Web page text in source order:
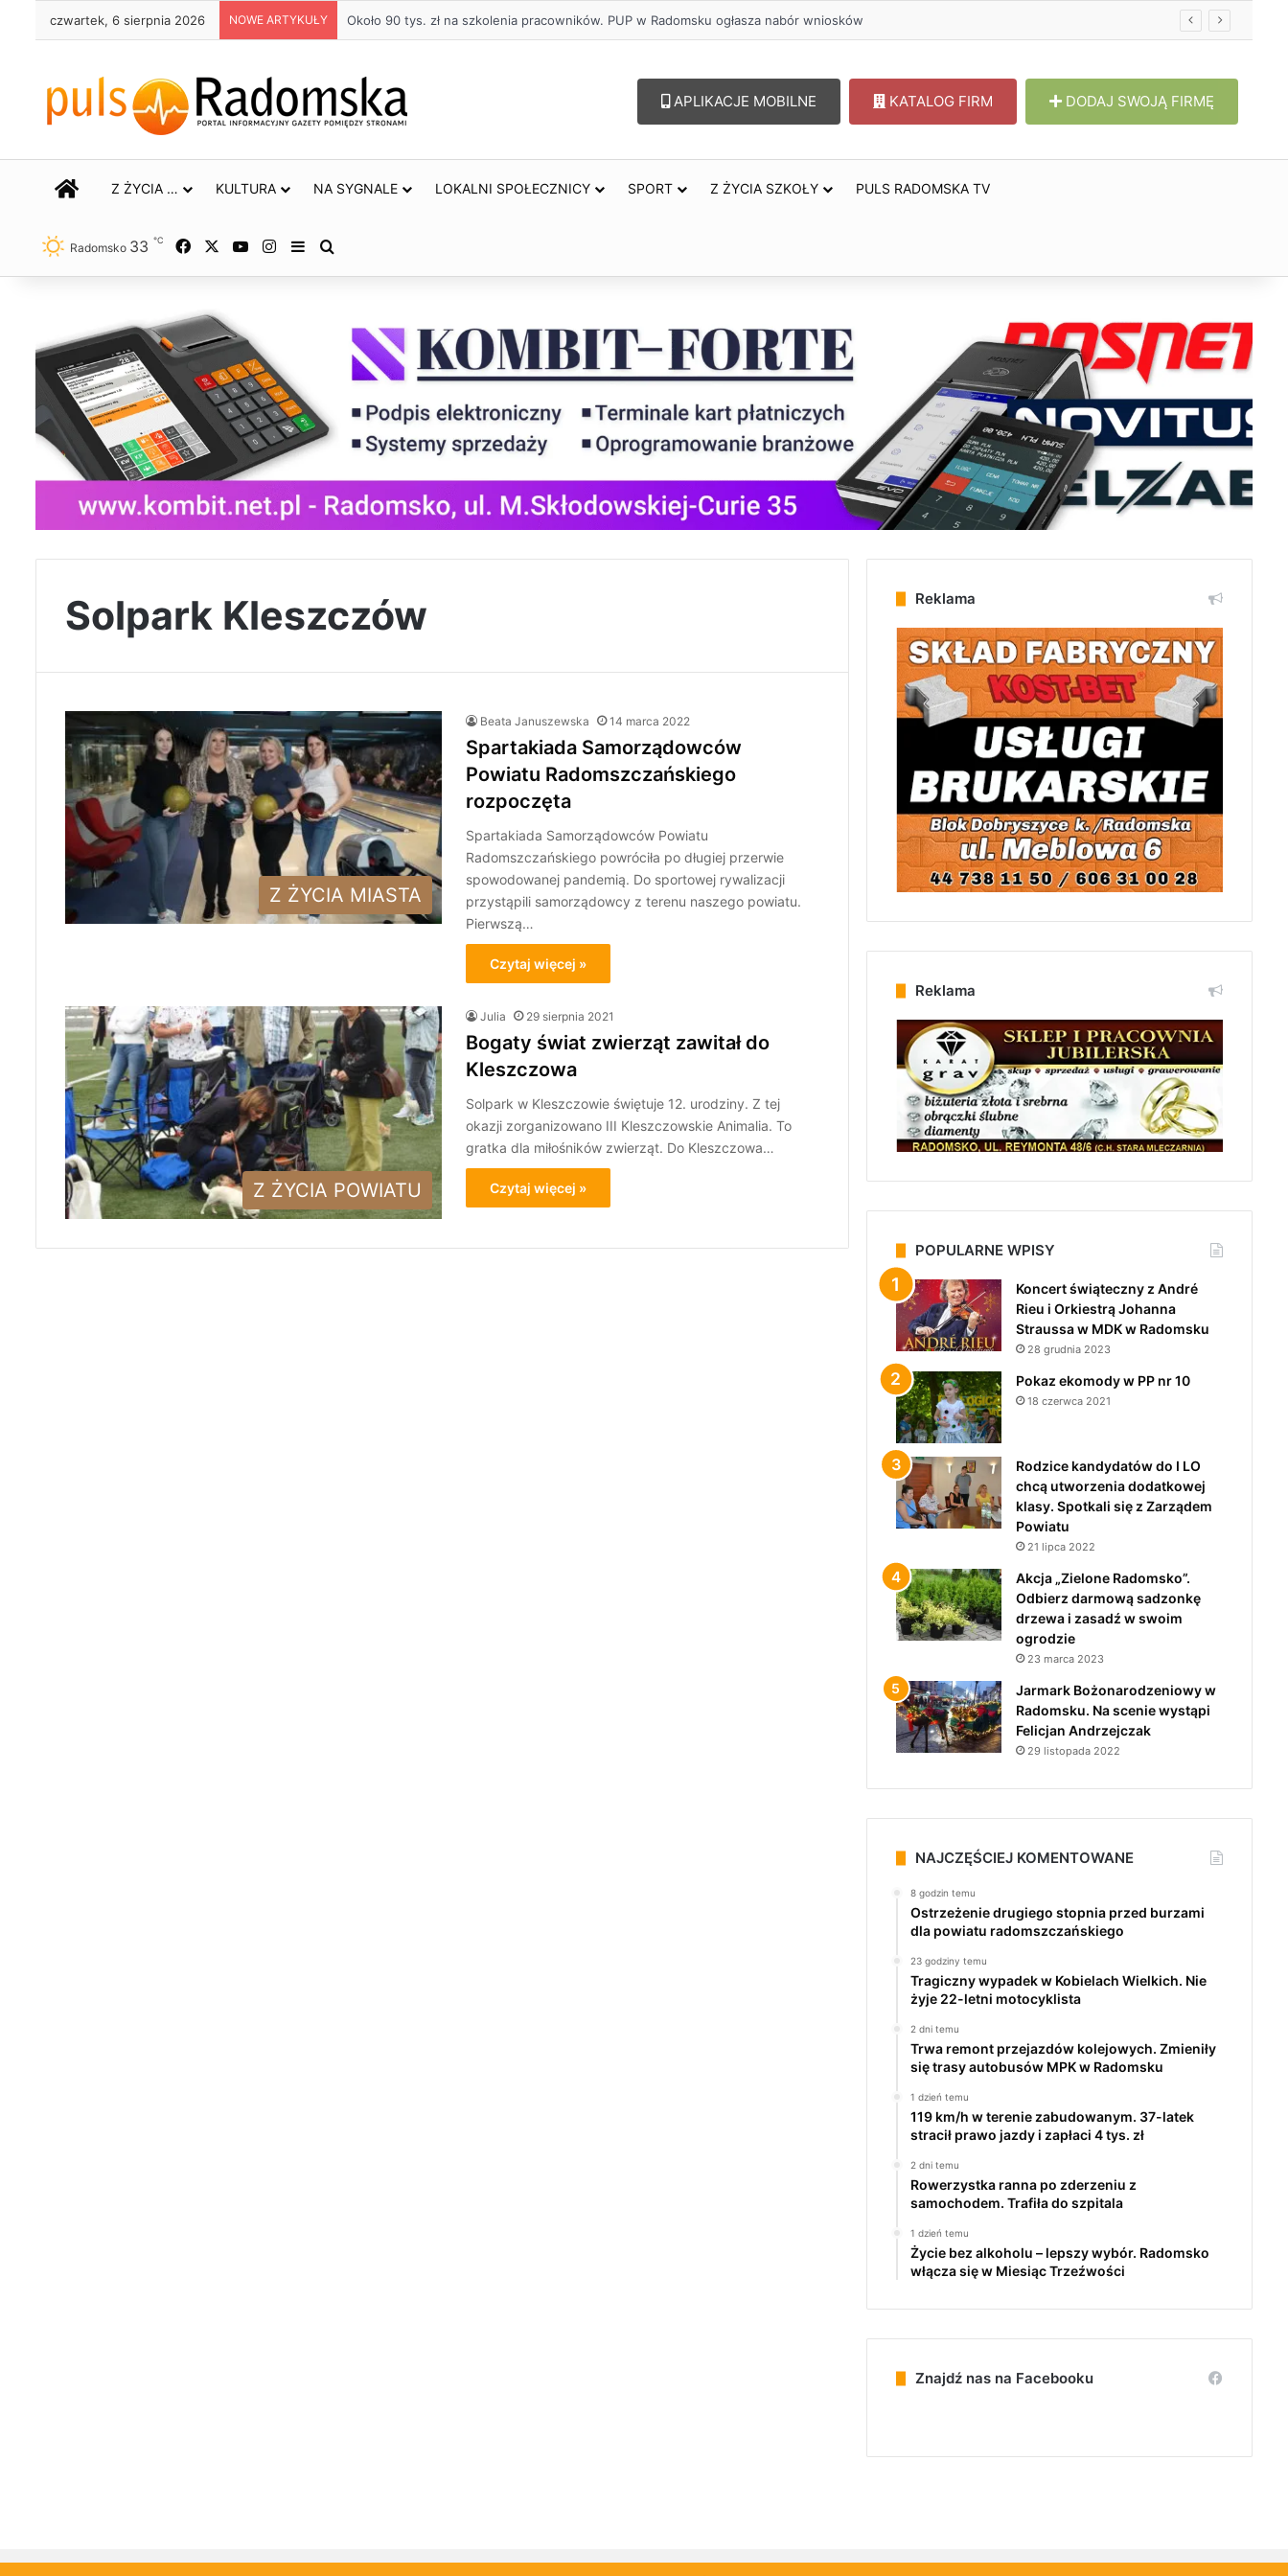
czwartek, 6 sierpnia 2026 NOWE ARTYKUŁY Około 90 tys. zł na szkolenia pracowników. PUP w Radomsku ogłasza nabór wniosków
APLIKACJE MOBILNE KATALOG FIRM DODAJ SWOJĄ FIRMĘ
STRONA GŁÓWNA
Z ŻYCIA … KULTURA NA SYGNALE LOKALNI SPOŁECZNICY SPORT Z ŻYCIA SZKOŁY PULS RADOMSKA TV
Radomsko 33 ℃ Facebook YouTubeInstagram
Sidebar
Solpark Kleszczów
Z ŻYCIA MIASTA
Beata Januszewska 14 marca 2022
Spartakiada Samorządowców
Powiatu Radomszczańskiego
rozpoczęta
Spartakiada Samorządowców Powiatu
Radomszczańskiego powróciła po długiej przerwie
spowodowanej pandemią. Do sportowej rywalizacji
przystąpili samorządowcy z terenu naszego powiatu.
Pierwszą…
Czytaj więcej »
Z ŻYCIA POWIATU
Julia 29 sierpnia 2021
Bogaty świat zwierząt zawitał do
Kleszczowa
Solpark w Kleszczowie świętuje 12. urodziny. Z tej
okazji zorganizowano III Kleszczowskie Animalia. To
gratka dla miłośników zwierząt. Do Kleszczowa…
Czytaj więcej »
Reklama
Reklama
POPULARNE WPISY
Koncert świąteczny z André
Rieu i Orkiestrą Johanna
Straussa w MDK w Radomsku
28 grudnia 2023
Pokaz ekomody w PP nr 10
18 czerwca 2021
Rodzice kandydatów do I LO
chcą utworzenia dodatkowej
klasy. Spotkali się z Zarządem
Powiatu
21 lipca 2022
Akcja „Zielone Radomsko”.
Odbierz darmową sadzonkę
drzewa i zasadź w swoim
ogrodzie
23 marca 2023
Jarmark Bożonarodzeniowy w
Radomsku. Na scenie wystąpi
Felicjan Andrzejczak
29 listopada 2022
NAJCZĘŚCIEJ KOMENTOWANE
8 godzin temu
Ostrzeżenie drugiego stopnia przed burzami
dla powiatu radomszczańskiego
23 godziny temu
Tragiczny wypadek w Kobielach Wielkich. Nie
żyje 22-letni motocyklista
2 dni temu
Trwa remont przejazdów kolejowych. Zmieniły
się trasy autobusów MPK w Radomsku
1 dzień temu
119 km/h w terenie zabudowanym. 37-latek
stracił prawo jazdy i zapłaci 4 tys. zł
2 dni temu
Rowerzystka ranna po zderzeniu z
samochodem. Trafiła do szpitala
1 dzień temu
Życie bez alkoholu – lepszy wybór. Radomsko
włącza się w Miesiąc Trzeźwości
Znajdź nas na Facebooku